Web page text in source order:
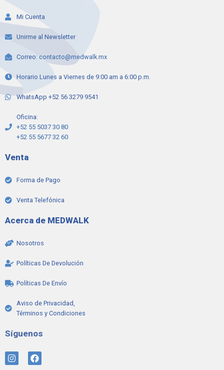
Mi Cuenta
Unirme al Newsletter
Correo: contacto@medwalk.mx
Horario Lunes a Viernes de 9:00 am a 6:00 p.m.
WhatsApp +52 56 3279 9541
Oficina:
+52 55 5037 30 80
+52 55 5677 32 60
Venta
Forma de Pago
Venta Telefónica
Acerca de MEDWALK
Nosotros
Políticas De Devolución
Políticas De Envío
Aviso de Privacidad,
Términos y Condiciones
Síguenos
I
n
F
a